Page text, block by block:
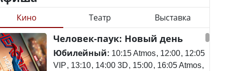
ли представлены
регионов в
Станет ли
метапневмовирус
эпидемией, рассказали в
ВОЗ
Кино Театр Выставка
Человек-паук: Новый день
Юбилейный: 10:15 Atmos 12:00 12:05
VIP 13:10 14:00 3D 15:00 16:05 Atmos